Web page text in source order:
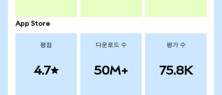
App Store
평점
4.7
다운로드 수
50M+
평가 수
75.8K